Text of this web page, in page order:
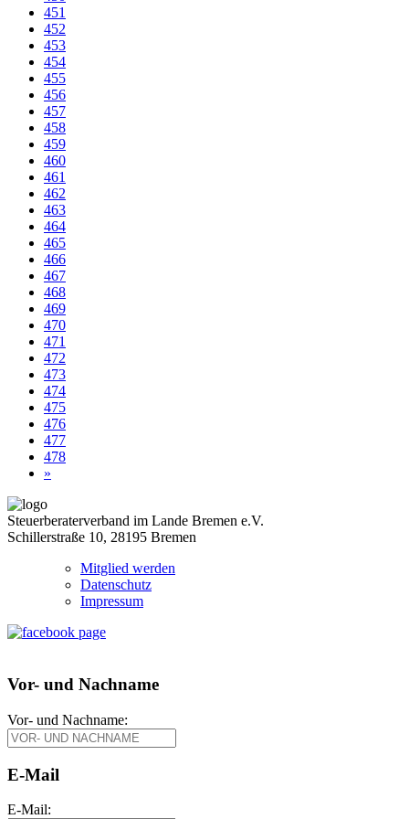
451
452
453
454
455
456
457
458
459
460
461
462
463
464
465
466
467
468
469
470
471
472
473
474
475
476
477
478
»
Steuerberaterverband im Lande Bremen e.V.
Schillerstraße 10, 28195 Bremen
Mitglied werden
Datenschutz
Impressum
Vor- und Nachname
Vor- und Nachname:
E-Mail
E-Mail: